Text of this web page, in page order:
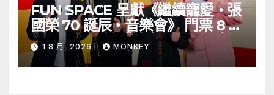
FUN SPACE 呈獻《繼續寵愛・張
國榮 70 誕辰・音樂會》 門票 8 月
1 日至 10 日於「健康．旦」優先訂
購
1 8 月, 2026 MONKEY